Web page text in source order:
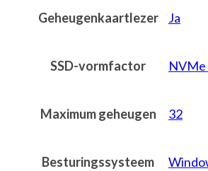
Geheugenkaartlezer Ja
SSD-vormfactor NVMe
Maximum geheugen 32
Besturingssysteem